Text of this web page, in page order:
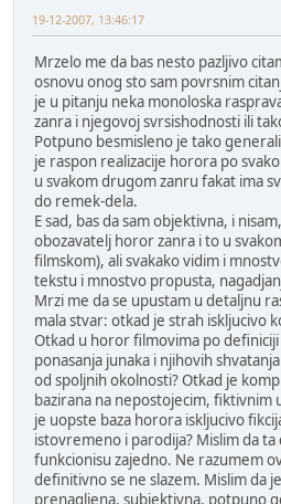
19-12-2007, 13:46:17
Mrzelo me da bas nesto pazljivo
osnovu onog sto sam povrsnim
je u pitanju neka monoloska
zanra i njegovoj svrsishodnosti ili
Potpuno besmisleno je tako
je raspon realizacije horora po
u svakom drugom zanru fakat ima
do remek-dela.
E sad, bas da sam objektivna, i
obozavatelj horor zanra i to u
filmskom), ali svakako vidim i
tekstu i mnostvo propusta,
Mrzi me da se upustam u detaljnu
mala stvar: otkad je strah iskljucivo
Otkad u horor filmovima po definiciji
ponasanja junaka i njihovih
od spoljnih okolnosti? Otkad je
bazirana na nepostojecim, fiktivnim
je uopste baza horora iskljucivo
istovremeno i parodija? Mislim da
funkcionisu zajedno. Ne razumem
definitivno se ne slazem. Mislim da
prenagljena, subjektivna, potpuno